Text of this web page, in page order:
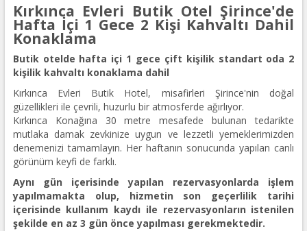
Kırkınca Evleri Butik Otel Şirince'de
Hafta İçi 1 Gece 2 Kişi Kahvaltı Dahil
Konaklama
Butik otelde hafta içi 1 gece çift kişilik standart oda 2
kişilik kahvaltı konaklama dahil
Kırkınca Evleri Butik Hotel, misafirleri Şirince'nin doğal
güzellikleri ile çevrili, huzurlu bir atmosferde ağırlıyor.
Kırkınca Konağına 30 metre mesafede bulunan tedarikte
mutlaka damak zevkinize uygun ve lezzetli yemeklerimizden
denemenizi tamamlayın. Her haftanın sonucunda yapılan canlı
görünüm keyfi de farklı.
Aynı gün içerisinde yapılan rezervasyonlarda işlem
yapılmamakta olup, hizmetin son geçerlilik tarihi
içerisinde kullanım kaydı ile rezervasyonların istenilen
şekilde en az 3 gün önce yapılması gerekmektedir.